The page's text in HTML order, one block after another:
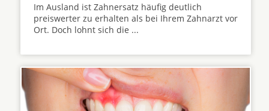
Im Ausland ist Zahnersatz häufig deutlich
preiswerter zu erhalten als bei Ihrem Zahnarzt vor
Ort. Doch lohnt sich die ...